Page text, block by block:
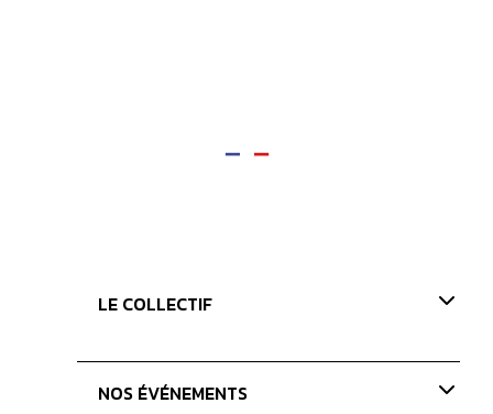
LE COLLECTIF
Présentation
NOS ÉVÉNEMENTS